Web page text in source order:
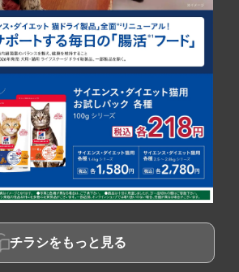
チラシをもっと見る